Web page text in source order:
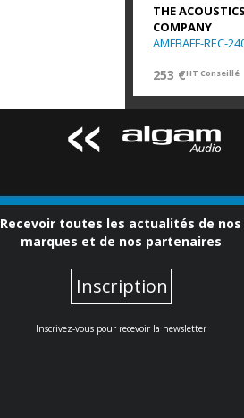
THE ACOUSTICS
COMPANY
AMFBAFF-REC-
253 €HT Conseillé
Recevoir toutes les actualités de nos
marques et de nos partenaires
Inscription
Inscrivez-vous pour recevoir la newsletter